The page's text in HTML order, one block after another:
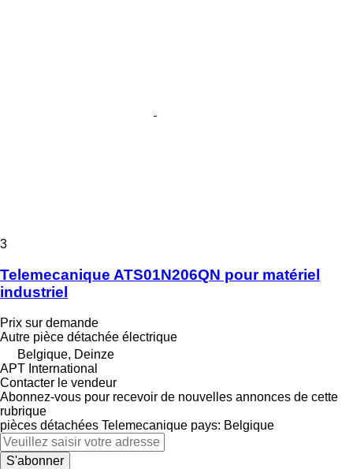
3
Telemecanique ATS01N206QN pour matériel
industriel
Prix sur demande
Autre pièce détachée électrique
Belgique, Deinze
APT International
Contacter le vendeur
Abonnez-vous pour recevoir de nouvelles annonces de cette
rubrique
pièces détachées Telemecanique pays: Belgique
S'abonner